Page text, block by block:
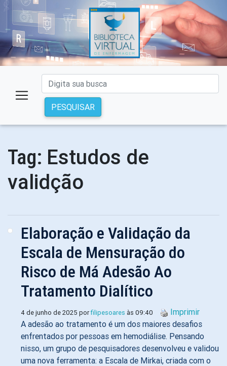
PESQUISAR
Tag: Estudos de
validção
Elaboração e Validação da
Escala de Mensuração do
Risco de Má Adesão Ao
Tratamento Dialítico
4 de junho de 2025 porfilipesoares às 09:40
Imprimir
A adesão ao tratamento é um dos maiores desafios
enfrentados por pessoas em hemodiálise. Pensando
nisso, um grupo de pesquisadores desenvolveu e validou
uma nova ferramenta: a Escala de Mirkai, criada com o